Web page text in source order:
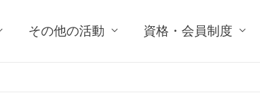
その他の活動 資格・会員制度